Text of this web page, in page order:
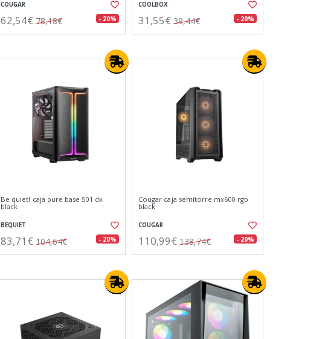
COUGAR
62,54€ 78,18€ - 20%
COOLBOX
31,55€ 39,44€ - 20%
Be quiet! caja pure base 501 dx
black
BEQUIET
83,71€ 104,64€ - 20%
Cougar caja semitorre mx600 rgb
black
COUGAR
110,99€ 138,74€ - 20%